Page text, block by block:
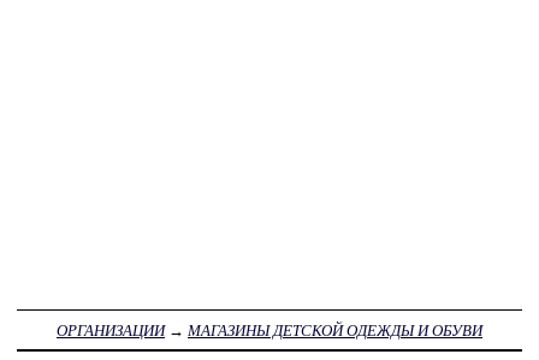
ОРГАНИЗАЦИИ→ МАГАЗИНЫ ДЕТСКОЙ ОДЕЖДЫ И ОБУВИ